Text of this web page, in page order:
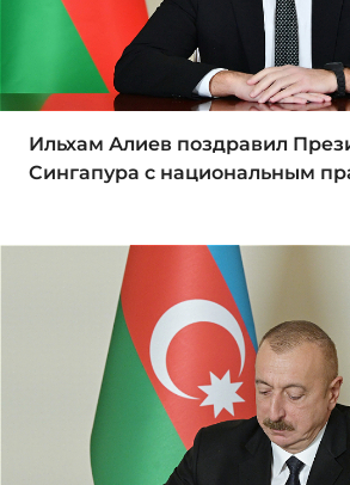
Ильхам Алиев поздравил
Сингапура с национальным